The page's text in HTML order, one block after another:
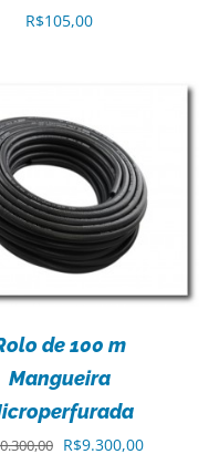
R$105,00
de 100 m
Mangueira
O
R$9.300,00O